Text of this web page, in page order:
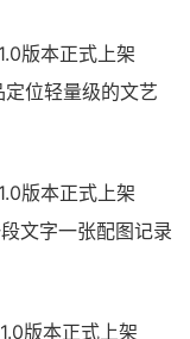
1.0版本正式上架
位轻量级的文艺
1.0版本正式上架
文字一张配图记录
1.0版本正式上架